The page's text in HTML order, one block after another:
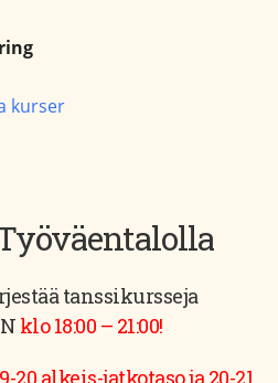
kurser
tanssikursseja
klo 18:00 – 21:00!
20 alkeis-jatkotaso ja 20-21